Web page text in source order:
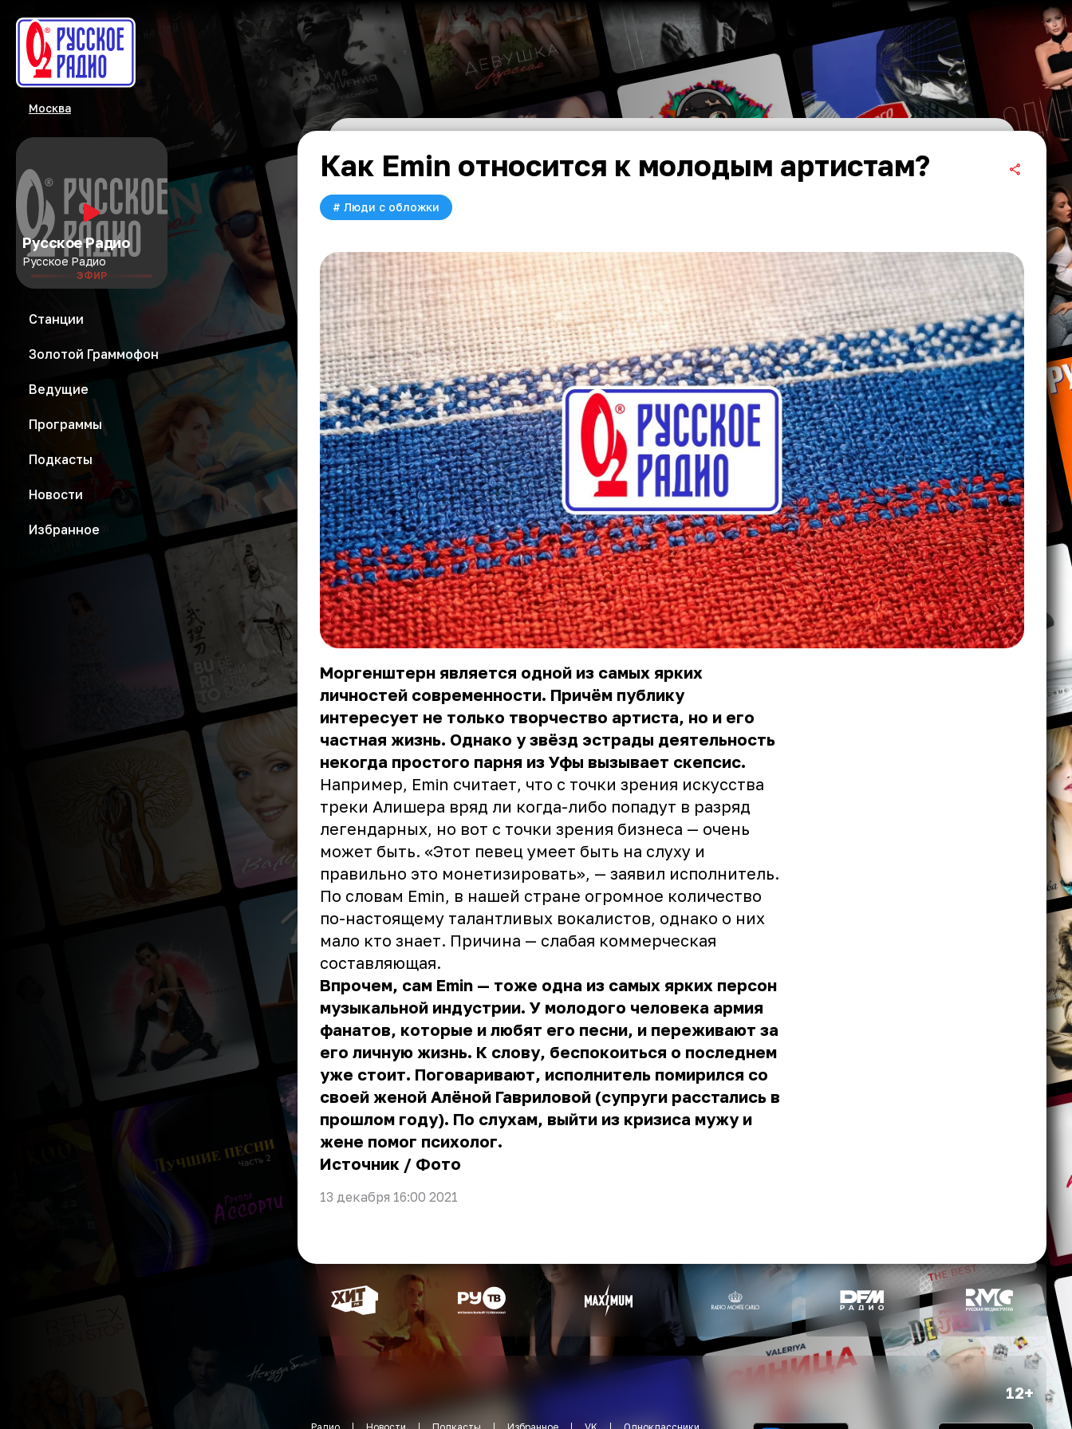
Москва
Русское Радио
Русское Радио
ЭФИР
Станции
Золотой Граммофон
Ведущие
Программы
Подкасты
Новости
Избранное
Как Emin относится к молодым артистам?
# Люди с обложки
Моргенштерн является одной из самых ярких
личностей современности. Причём публику
интересует не только творчество артиста, но и его
частная жизнь. Однако у звёзд эстрады деятельность
некогда простого парня из Уфы вызывает скепсис.
Например, Emin считает, что с точки зрения искусства
треки Алишера вряд ли когда-либо попадут в разряд
легендарных, но вот с точки зрения бизнеса — очень
может быть. «Этот певец умеет быть на слуху и
правильно это монетизировать», — заявил исполнитель.
По словам Emin, в нашей стране огромное количество
по-настоящему талантливых вокалистов, однако о них
мало кто знает. Причина — слабая коммерческая
составляющая.
Впрочем, сам Emin — тоже одна из самых ярких персон
музыкальной индустрии. У молодого человека армия
фанатов, которые и любят его песни, и переживают за
его личную жизнь. К слову, беспокоиться о последнем
уже стоит. Поговаривают, исполнитель помирился со
своей женой Алёной Гавриловой (супруги расстались в
прошлом году). По слухам, выйти из кризиса мужу и
жене помог психолог.
Источник / Фото
13 декабря 16:00 2021
12+